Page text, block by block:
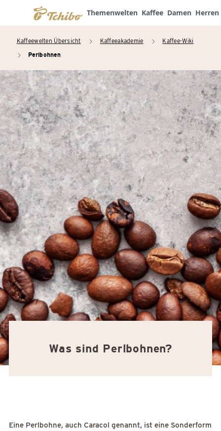
Themenwelten Kaffee Damen Herren
Kaffeewelten Übersicht arrow_right Kaffeeakademie arrow_right Kaffee-Wiki
arrow_right Perlbohnen
Was sind Perlbohnen?
Eine Perlbohne, auch Caracol genannt, ist eine Sonderform